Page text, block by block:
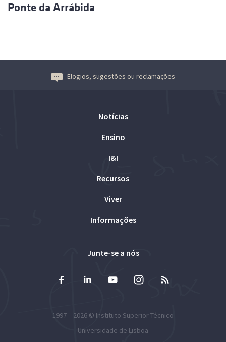
Ponte da Arrábida
Elogios, sugestões ou reclamações
Notícias
Ensino
I&I
Recursos
Viver
Informações
Junte-se a nós
1997 – 2026 © Instituto Superior Técnico
Universidade de Lisboa